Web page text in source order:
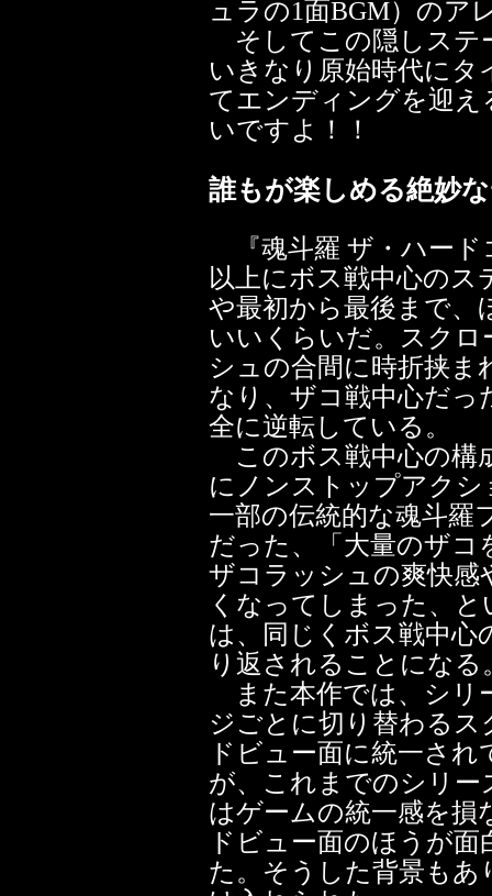
ュラの1面BGM）のア
そしてこの隠しステ
いきなり原始時代に
てエンディングを迎
いですよ！！
誰もが楽しめる絶妙
『魂斗羅 ザ・ハード
以上にボス戦中心の
や最初から最後まで、
いいくらいだ。スク
シュの合間に時折挟ま
なり、ザコ戦中心だっ
全に逆転している。
このボス戦中心の構
にノンストップアク
一部の伝統的な魂斗羅
だった、「大量のザコ
ザコラッシュの爽快感
くなってしまった、
は、同じくボス戦中心
り返されることになる
また本作では、シリ
ジごとに切り替わる
ドビュー面に統一さ
が、これまでのシリー
はゲームの統一感を損
ドビュー面のほうが
た。そうした背景も